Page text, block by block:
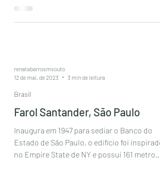
pelos irmãos Maurice e Edward Bachir na...
12 de mai. de 2023
Brasil
Farol Santander, São Paulo
Inaugura em 1947 para sediar o Banco do
Estado de São Paulo, o edifício foi inspirado